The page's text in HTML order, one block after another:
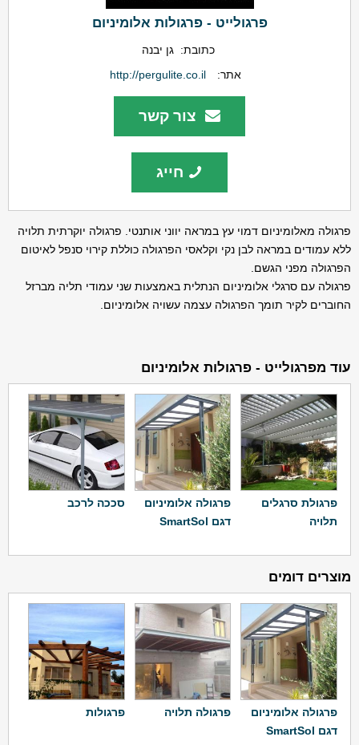
פרגולייט - פרגולות אלומיניום
כתובת: גן יבנה
אתר:
http://pergulite.co.il
צור קשר
חייג
פרגולה מאלומיניום דמוי עץ במראה יווני אותנטי. פרגולה יוקרתית תלויה
ללא עמודים במראה לבן נקי וקלאסי הפרגולה כוללת קירוי סנפל לאיטום
הפרגולה מפני הגשם.
פרגולה עם סרגלי אלומיניום הנתלית באמצעות שני עמודי תליה מברזל
החוברים לקיר תומך הפרגולה עצמה עשויה אלומיניום.
עוד מפרגולייט - פרגולות אלומיניום
פרגולת סרגלים
תלויה
פרגולה אלומיניום
דגם SmartSol
סככה לרכב
מוצרים דומים
פרגולה אלומיניום
דגם SmartSol
פרגולה תלויה פרגולות